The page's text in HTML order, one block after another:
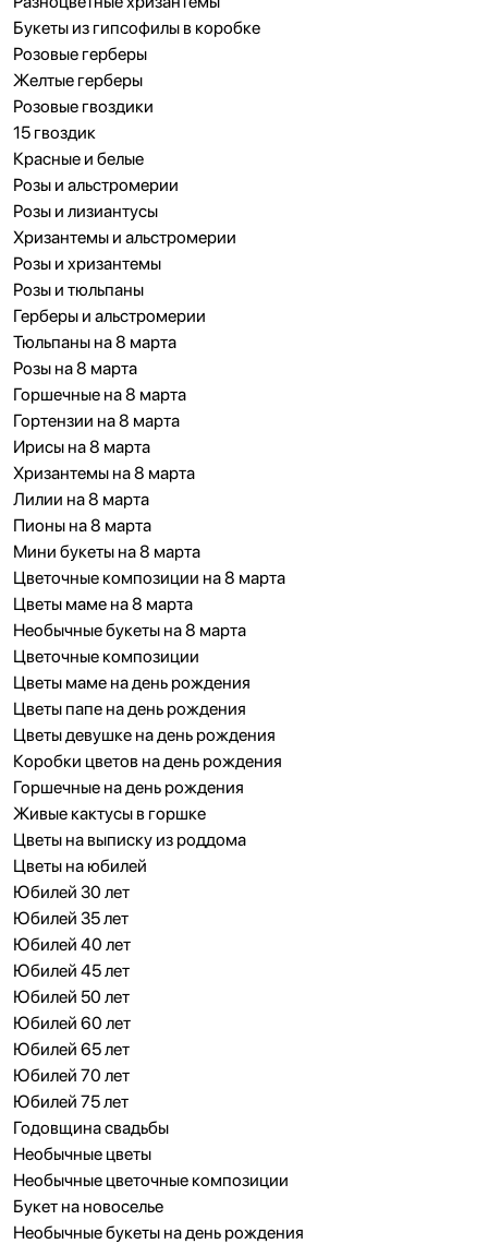
Букеты из гипсофилы в коробке
Розовые герберы
Желтые герберы
Розовые гвоздики
15 гвоздик
Красные и белые
Розы и альстромерии
Розы и лизиантусы
Хризантемы и альстромерии
Розы и хризантемы
Розы и тюльпаны
Герберы и альстромерии
Тюльпаны на 8 марта
Розы на 8 марта
Горшечные на 8 марта
Гортензии на 8 марта
Ирисы на 8 марта
Хризантемы на 8 марта
Лилии на 8 марта
Пионы на 8 марта
Мини букеты на 8 марта
Цветочные композиции на 8 марта
Цветы маме на 8 марта
Необычные букеты на 8 марта
Цветочные композиции
Цветы маме на день рождения
Цветы папе на день рождения
Цветы девушке на день рождения
Коробки цветов на день рождения
Горшечные на день рождения
Живые кактусы в горшке
Цветы на выписку из роддома
Цветы на юбилей
Юбилей 30 лет
Юбилей 35 лет
Юбилей 40 лет
Юбилей 45 лет
Юбилей 50 лет
Юбилей 60 лет
Юбилей 65 лет
Юбилей 70 лет
Юбилей 75 лет
Годовщина свадьбы
Необычные цветы
Необычные цветочные композиции
Букет на новоселье
Необычные букеты на день рождения